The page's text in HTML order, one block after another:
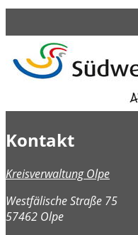
Kontakt
Kreisverwaltung Olpe
Westfälische Straße 75
57462 Olpe